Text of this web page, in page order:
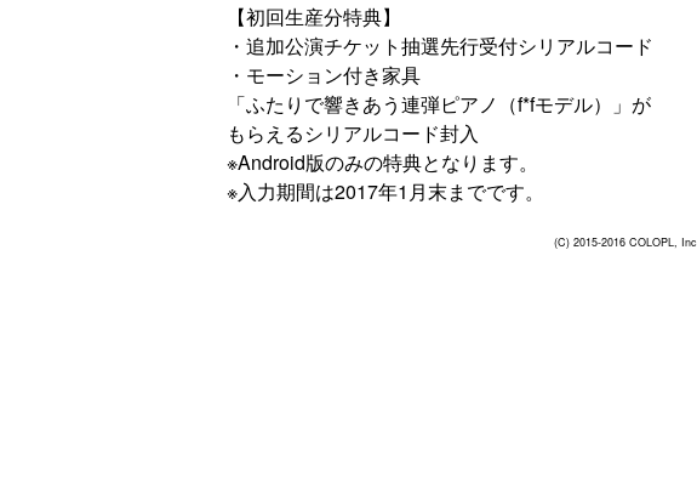
【初回生産分特典】
・追加公演チケット抽選先行受付シリアルコード
・モーション付き家具
「ふたりで響きあう連弾ピアノ（f*fモデル）」が
もらえるシリアルコード封入
※Android版のみの特典となります。
※入力期間は2017年1月末までです。
(C) 2015-2016 COLOPL, Inc.